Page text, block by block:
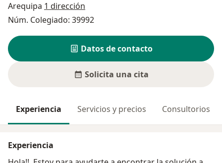
Arequipa 1 dirección
Núm. Colegiado: 39992
Datos de contacto
Solicita una cita
Experiencia Servicios y precios Consultorios
Experiencia